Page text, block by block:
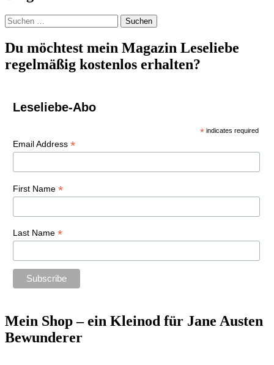
Suchen
nach:
Du möchtest mein Magazin Leseliebe
regelmäßig kostenlos erhalten?
Leseliebe-Abo
* indicates required
Email Address *
First Name *
Last Name *
Mein Shop – ein Kleinod für Jane Austen
Bewunderer